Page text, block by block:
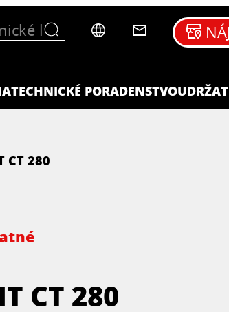
TECHNICKÉ PORADENSTVO
CT 280
CT 280